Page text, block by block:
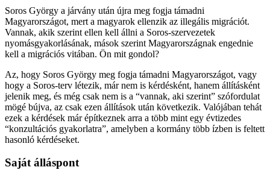
Soros György a járvány után újra meg fogja támadni
Magyarországot, mert a magyarok ellenzik az illegális migrációt.
Vannak, akik szerint ellen kell állni a Soros-szervezetek
nyomásgyakorlásának, mások szerint Magyarországnak engednie
kell a migrációs vitában. Ön mit gondol?
Az, hogy Soros György meg fogja támadni Magyarországot, vagy
hogy a Soros-terv létezik, már nem is kérdésként, hanem állításként
jelenik meg, és még csak nem is a “vannak, aki szerint” szófordulat
mögé bújva, az csak ezen állítások után következik. Valójában tehát
ezek a kérdések már építkeznek arra a több mint egy évtizedes
“konzultációs gyakorlatra”, amelyben a kormány több ízben is feltett
hasonló kérdéseket.
Saját álláspont